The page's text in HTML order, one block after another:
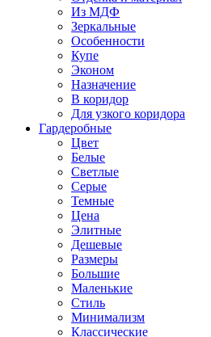
Из МДФ
Зеркальные
Особенности
Купе
Эконом
Назначение
В коридор
Для узкого коридора
Гардеробные
Цвет
Белые
Светлые
Серые
Темные
Цена
Элитные
Дешевые
Размеры
Большие
Маленькие
Стиль
Минимализм
Классические